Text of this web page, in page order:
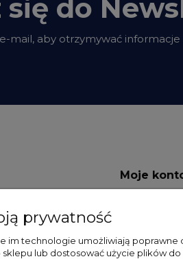
się do
mail, aby otrzymywać
Moje
prywatność
im technologie umożliwiają poprawne
lub dostosować użycie plików